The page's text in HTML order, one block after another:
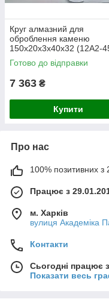
Круг алмазний для
оброблення каменю
150х20х3х40х32 (12А2-
Зерно 250/200
Готово до відправки
7 363 ₴
Купити
Про нас
100% позитивних з
Працює з
м. Харків
вулиця Академіка
Контакти
Сьогодні працює
Показати весь